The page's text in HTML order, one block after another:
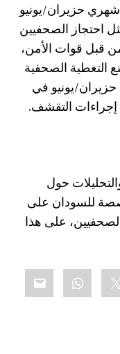
حزيران/يونيو
احتجاز الصحفيين
قبل قوات الأمن،
التغطية الصحفية
يونيو في
التقشف.
حول
للسودان على
الصحفيين، على هذا